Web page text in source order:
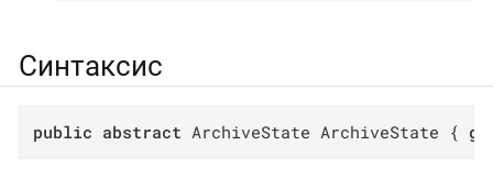
Синтаксис
public abstract ArchiveState ArchiveState {